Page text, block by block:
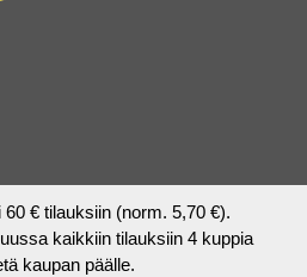
60 € tilauksiin (norm. 5,70 €).
kaikkiin tilauksiin 4 kuppia
kaupan päälle.